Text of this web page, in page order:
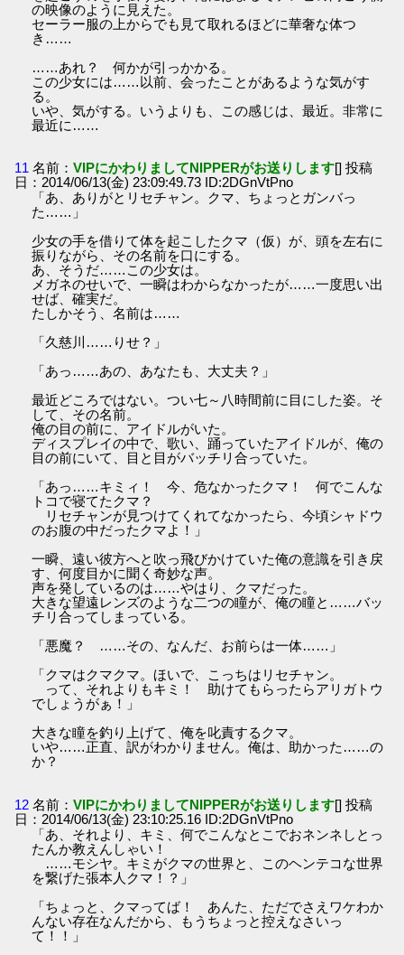
の映像のように見えた。
セーラー服の上からでも見て取れるほどに華奢な体つ
き……
……あれ？ 何かが引っかかる。
この少女には……以前、会ったことがあるような気がす
る。
いや、気がする。いうよりも、この感じは、最近。非常に
最近に……
11 名前：VIPにかわりましてNIPPERがお送りします[] 投稿
日：2014/06/13(金) 23:09:49.73 ID:2DGnVtPno
「あ、ありがとリセチャン。クマ、ちょっとガンバっ
た……」
少女の手を借りて体を起こしたクマ（仮）が、頭を左右に
振りながら、その名前を口にする。
あ、そうだ……この少女は。
メガネのせいで、一瞬はわからなかったが……一度思い出
せば、確実だ。
たしかそう、名前は……
「久慈川……りせ？」
「あっ……あの、あなたも、大丈夫？」
最近どころではない。つい七～八時間前に目にした姿。そ
して、その名前。
俺の目の前に、アイドルがいた。
ディスプレイの中で、歌い、踊っていたアイドルが、俺の
目の前にいて、目と目がバッチリ合っていた。
「あっ……キミィ！ 今、危なかったクマ！ 何でこんな
トコで寝てたクマ？
リセチャンが見つけてくれてなかったら、今頃シャドウ
のお腹の中だったクマよ！」
一瞬、遠い彼方へと吹っ飛びかけていた俺の意識を引き戻
す、何度目かに聞く奇妙な声。
声を発しているのは……やはり、クマだった。
大きな望遠レンズのような二つの瞳が、俺の瞳と……バッ
チリ合ってしまっている。
「悪魔？ ……その、なんだ、お前らは一体……」
「クマはクマクマ。ほいで、こっちはリセチャン。
って、それよりもキミ！ 助けてもらったらアリガトウ
でしょうがぁ！」
大きな瞳を釣り上げて、俺を叱責するクマ。
いや……正直、訳がわかりません。俺は、助かった……の
か？
12 名前：VIPにかわりましてNIPPERがお送りします[] 投稿
日：2014/06/13(金) 23:10:25.16 ID:2DGnVtPno
「あ、それより、キミ、何でこんなとこでおネンネしとっ
たんか教えんしゃい！
……モシヤ。キミがクマの世界と、このヘンテコな世界
を繋げた張本人クマ！？」
「ちょっと、クマってば！ あんた、ただでさえワケわか
んない存在なんだから、もうちょっと控えなさいっ
て！！」